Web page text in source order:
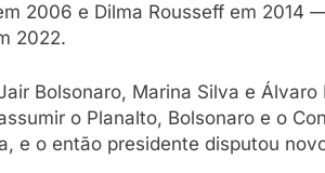
2006 e Dilma Rousseff em 2014
2022.
Bolsonaro, Marina Silva e
o Planalto, Bolsonaro e o
e o então presidente disputou